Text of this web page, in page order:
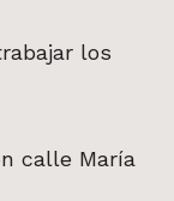
los
calle María